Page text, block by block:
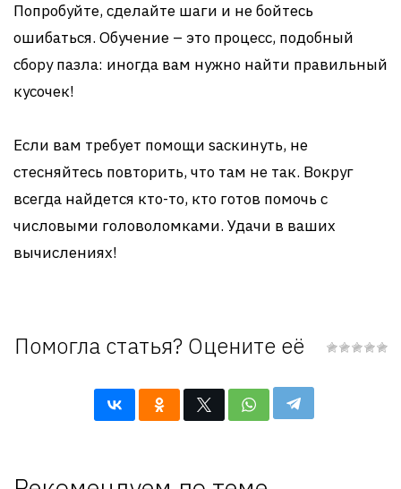
Попробуйте, сделайте шаги и не бойтесь
ошибаться. Обучение – это процесс, подобный
сбору пазла: иногда вам нужно найти правильный
кусочек!
Если вам требует помощи sаскинуть, не
стесняйтесь повторить, что там не так. Вокруг
всегда найдется кто-то, кто готов помочь с
числовыми головоломками. Удачи в ваших
вычислениях!
Помогла статья? Оцените её